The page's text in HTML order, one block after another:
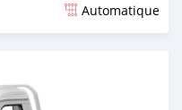
Automatique